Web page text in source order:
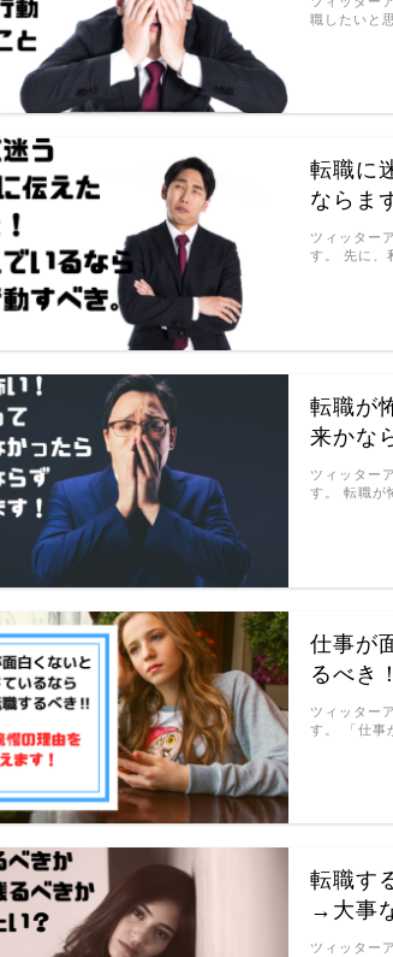
職したいと
転職に
ならま
ツィッター
す。 先に、
転職が
来かな
ツィッター
す。 転職が
仕事が
るべき
ツィッター
す。 「仕事
転職す
→大事
ツィッター